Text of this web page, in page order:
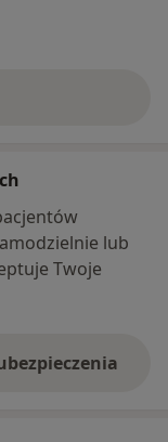
lub
Twoje